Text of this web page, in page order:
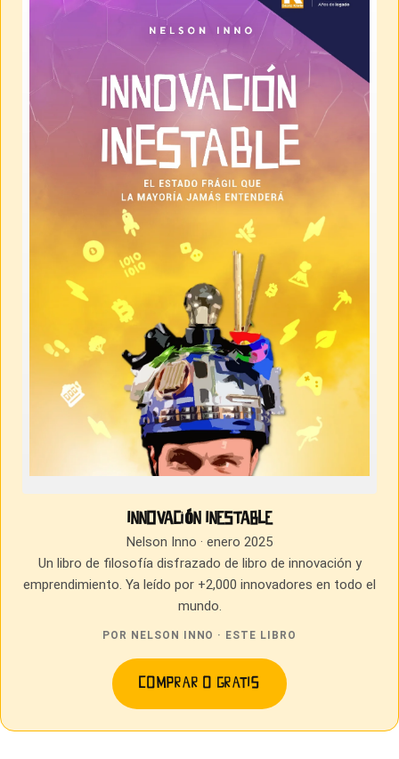
Innovación Inestable
Nelson Inno · enero 2025
Un libro de filosofía disfrazado de libro de innovación y
emprendimiento. Ya leído por +2,000 innovadores en todo el
mundo.
POR NELSON INNO · ESTE LIBRO
COMPRAR O GRATIS